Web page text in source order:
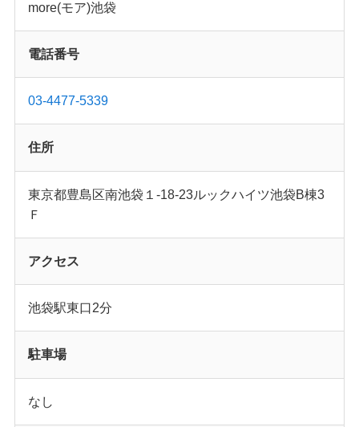
more(モア)池袋
電話番号
03-4477-5339
住所
東京都豊島区南池袋１-18-23ルックハイツ池袋B棟3
Ｆ
アクセス
池袋駅東口2分
駐車場
なし